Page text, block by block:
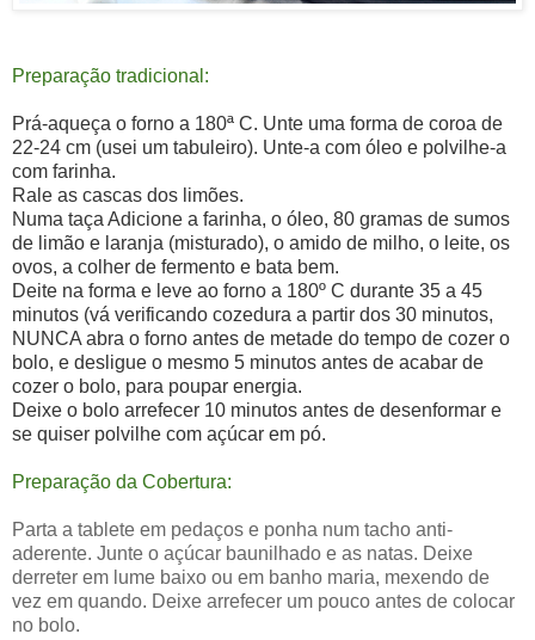
Preparação tradicional:
Prá-aqueça o forno a 180ª C. Unte uma forma de coroa de
22-24 cm (usei um tabuleiro). Unte-a com óleo e polvilhe-a
com farinha.
Rale as cascas dos limões.
Numa taça Adicione a farinha, o óleo, 80 gramas de sumos
de limão e laranja (misturado), o amido de milho, o leite, os
ovos, a colher de fermento e bata bem.
Deite na forma e leve ao forno a 180º C durante 35 a 45
minutos (vá verificando cozedura a partir dos 30 minutos,
NUNCA abra o forno antes de metade do tempo de cozer o
bolo, e desligue o mesmo 5 minutos antes de acabar de
cozer o bolo, para poupar energia.
Deixe o bolo arrefecer 10 minutos antes de desenformar e
se quiser polvilhe com açúcar em pó.
Preparação da Cobertura:
Parta a tablete em pedaços e ponha num tacho anti-
aderente. Junte o açúcar baunilhado e as natas. Deixe
derreter em lume baixo ou em banho maria, mexendo de
vez em quando. Deixe arrefecer um pouco antes de colocar
no bolo.